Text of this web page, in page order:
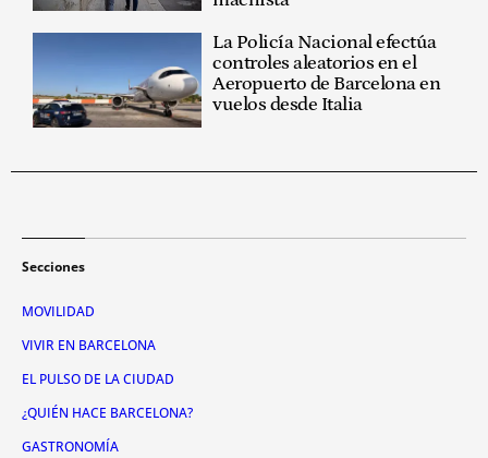
La Policía Nacional efectúa
controles aleatorios en el
Aeropuerto de Barcelona en
vuelos desde Italia
Secciones
MOVILIDAD
VIVIR EN BARCELONA
EL PULSO DE LA CIUDAD
¿QUIÉN HACE BARCELONA?
GASTRONOMÍA